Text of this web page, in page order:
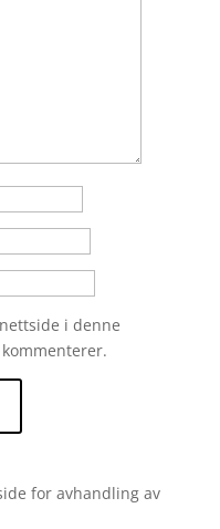
i denne
for avhandling av